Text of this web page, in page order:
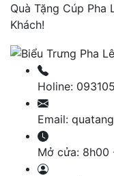
Quà Tặng Cúp Pha
Khách!
Holine:
Email:
Mở cửa: 8h00